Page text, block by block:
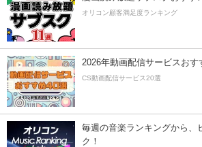
オリコン顧客満足度ランキング
2026年動画配信サービスおす
CS動画配信サービス20選
毎週の音楽ランキングから、
ク！